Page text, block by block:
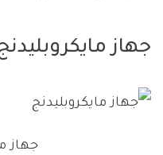
جهاز
جهاز